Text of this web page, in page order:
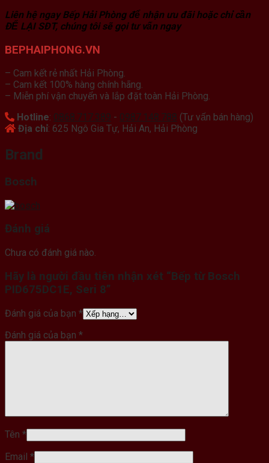
Liên hệ ngay Bếp Hải Phòng để nhận ưu đãi hoặc chỉ cần
ĐỂ LẠI SĐT, chúng tôi sẽ gọi tư vấn ngay
BEPHAIPHONG.VN
– Cam kết rẻ nhất Hải Phòng.
– Cam kết 100% hàng chính hãng.
– Miễn phí vận chuyển và lắp đặt toàn Hải Phòng.
Hotline: 0868.717.389 - 0987.148.788 (Tư vấn bán hàng)
Địa chỉ: 625 Ngô Gia Tự, Hải An, Hải Phòng
Brand
Bosch
Đánh giá
Chưa có đánh giá nào.
Hãy là người đầu tiên nhận xét “Bếp từ Bosch
PID675DC1E, Seri 8”
Đánh giá của bạn *
Đánh giá của bạn *
Tên *
Email *